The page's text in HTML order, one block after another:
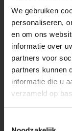
We gebruiken
personaliseren,
en om ons
informatie over
partners voor
partners kunnen
informatie die u
verzameld op